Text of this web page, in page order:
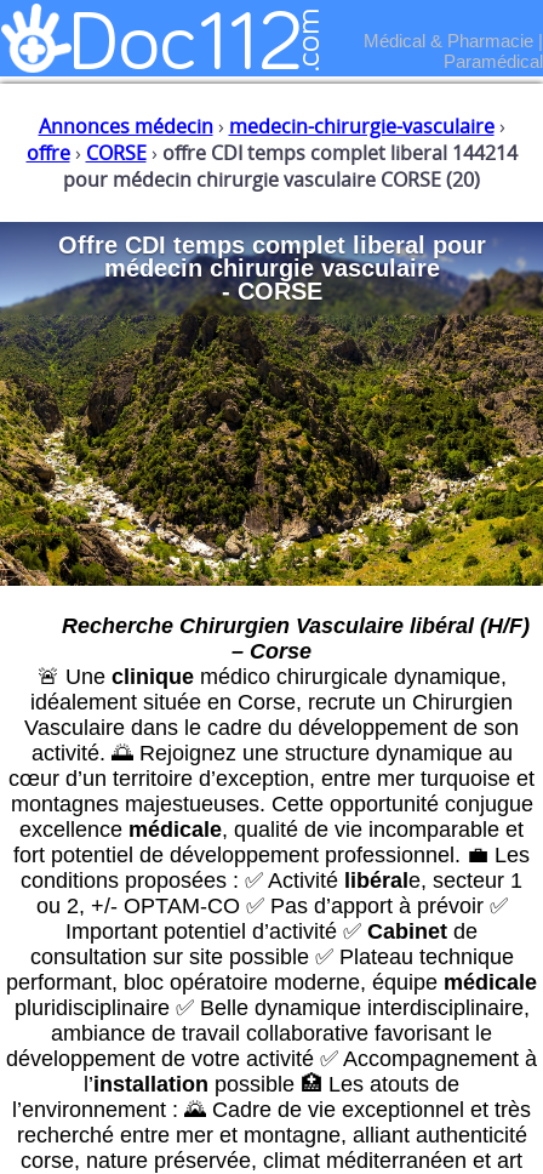
Médical & Pharmacie |
Paramédical
Annonces médecin › medecin-chirurgie-vasculaire ›
offre › CORSE › offre CDI temps complet liberal 144214
pour médecin chirurgie vasculaire CORSE (20)
Offre CDI temps complet liberalpour
médecin chirurgie vasculaire
- CORSE
Recherche Chirurgien Vasculaire libéral (H/F)
– Corse
🚨 Une cliniquemédico chirurgicale dynamique,
idéalement située en Corse, recrute un Chirurgien
Vasculaire dans le cadre du développement de son
activité. 🌅 Rejoignez une structure dynamique au
cœur d’un territoire d’exception, entre mer turquoise et
montagnes majestueuses. Cette opportunité conjugue
excellence médical e, qualité de vie incomparable et
fort potentiel de développement professionnel. 💼 Les
conditions proposées : ✅ Activité libéral e, secteur 1
ou 2, +/- OPTAM-CO ✅ Pas d’apport à prévoir ✅
Important potentiel d’activité ✅ Cabinet de
consultation sur site possible ✅ Plateau technique
performant, bloc opératoire moderne, équipe médical e
pluridisciplinaire ✅ Belle dynamique interdisciplinaire,
ambiance de travail collaborative favorisant le
développement de votre activité ✅ Accompagnement à
l’installation possible 🏥 Les atouts de
l’environnement : 🌄 Cadre de vie exceptionnel et très
recherché entre mer et montagne, alliant authenticité
corse, nature préservée, climat méditerranéen et art